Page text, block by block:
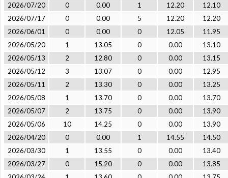
2026/07/20
0 0.00 1 12.20
12.10
2026/07/17
0 0.00 5 12.20
12.20
2026/06/01
0 0.00 0 12.05
11.95
2026/05/20
1 13.05 0 0.00
13.10
2026/05/13
2 12.80 0 0.00
13.15
2026/05/12
3 13.07 0 0.00
12.95
2026/05/11
2 13.30 0 0.00
13.25
2026/05/08
1 13.70 0 0.00
13.70
2026/05/07
2 13.75 0 0.00
13.90
2026/05/06
10 14.25 0 0.00
13.90
2026/04/20
0 0.00 1 14.55
14.50
2026/03/30
1 13.55 0 0.00
13.40
2026/03/27
0 15.20 0 0.00
13.85